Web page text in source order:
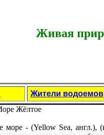
Живая
Жители водоемов
Жёлтое
море - (Yellow Sea, англ.),